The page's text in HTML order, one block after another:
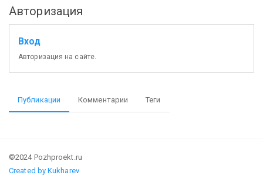
Авторизация
Вход
Авторизация на сайте.
Публикации Комментарии Теги
©2024 Pozhproekt.ru
Created by Kukharev